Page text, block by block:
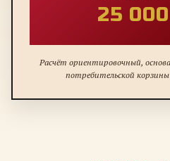
25 000
Расчёт ориентировочный,
потребительской